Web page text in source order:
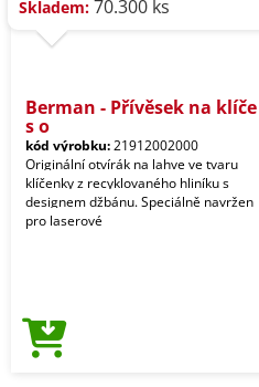
Skladem: 70.300 ks
Berman - Přívěsek na klíče
s o
kód výrobku:21912002000
Originální otvírák na lahve ve tvaru
klíčenky z recyklovaného hliníku s
designem džbánu. Speciálně navržen
pro laserové